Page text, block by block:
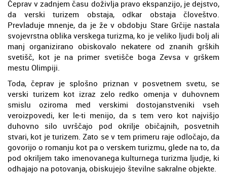
Čeprav v zadnjem času doživlja pravo ekspanzijo, je dejstvo,
da verski turizem obstaja, odkar obstaja človeštvo.
Prevladuje mnenje, da je že v obdobju Stare Grčije nastala
svojevrstna oblika verskega turizma, ko je veliko ljudi bolj ali
manj organizirano obiskovalo nekatere od znanih grških
svetišč, kot je na primer svetišče boga Zevsa v grškem
mestu Olimpiji.
Toda, čeprav je splošno priznan v posvetnem svetu, se
verski turizem kot izraz zelo redko omenja v duhovnem
smislu oziroma med verskimi dostojanstveniki vseh
veroizpovedi, ker le-ti menijo, da s tem vero kot najvišjo
duhovno silo uvrščajo pod okrilje običajnih, posvetnih
stvari, kot je turizem. Zato se v tem primeru raje odločajo, da
govorijo o romanju kot pa o verskem turizmu, glede na to, da
pod okriljem tako imenovanega kulturnega turizma ljudje, ki
odhajajo na potovanja, obiskujejo številne sakralne objekte.